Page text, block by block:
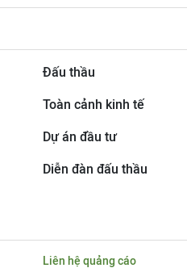
Đấu thầu
Toàn cảnh kinh tế
Dự án đầu tư
Diễn đàn đấu thầu
Liên hệ quảng cáo